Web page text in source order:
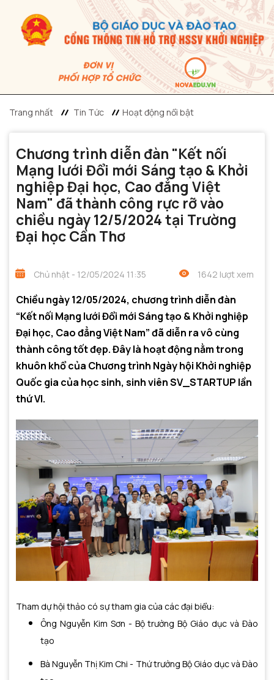
Trang nhất Tin Tức Hoạt động nổi bật
Chương trình diễn đàn "Kết nối
Mạng lưới Đổi mới Sáng tạo & Khởi
nghiệp Đại học, Cao đẳng Việt
Nam" đã thành công rực rỡ vào
chiều ngày 12/5/2024 tại Trường
Đại học Cần Thơ
Chủ nhật - 12/05/2024 11:35 1642 lượt xem
Chiều ngày 12/05/2024, chương trình diễn đàn
“Kết nối Mạng lưới Đổi mới Sáng tạo & Khởi nghiệp
Đại học, Cao đẳng Việt Nam” đã diễn ra vô cùng
thành công tốt đẹp. Đây là hoạt động nằm trong
khuôn khổ của Chương trình Ngày hội Khởi nghiệp
Quốc gia của học sinh, sinh viên SV_STARTUP lần
thứ VI.
Tham dự hội thảo có sự tham gia của các đại biểu:
Ông Nguyễn Kim Sơn - Bộ trưởng Bộ Giáo dục và Đào
tạo
Bà Nguyễn Thị Kim Chi - Thứ trưởng Bộ Giáo dục và Đào